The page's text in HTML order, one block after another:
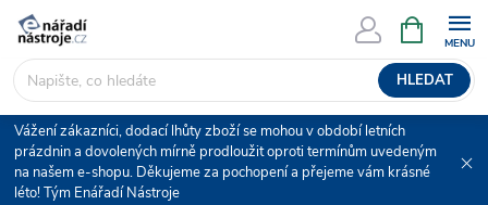
Přejít
obsah
HLEDAT
NÁKUPNÍ
KOŠÍK
Vážení zákazníci, dodací lhůty zboží se mohou v období letních
prázdnin a dovolených mírně prodloužit oproti termínům uvedeným
na našem e-shopu. Děkujeme za pochopení a přejeme vám krásné
léto! Tým Enářadí Nástroje